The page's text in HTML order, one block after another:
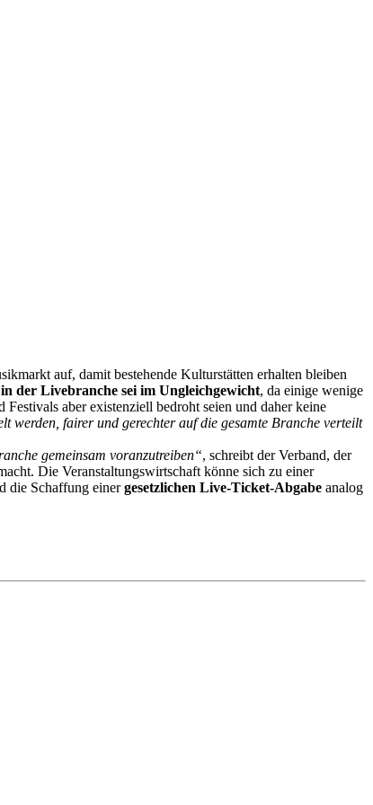
auf, damit bestehende Kulturstätten erhalten bleiben
der Livebranche sei im Ungleichgewicht, da einige wenige
aber existenziell bedroht seien und daher keine
werden, fairer und gerechter auf die gesamte Branche verteilt
gemeinsam voranzutreiben“, schreibt der Verband, der
Die Veranstaltungswirtschaft könne sich zu einer
die Schaffung einergesetzlichen Live-Ticket-Abgabe analog